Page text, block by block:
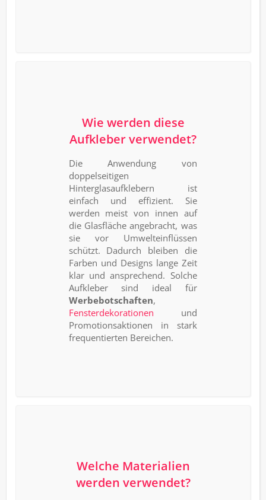
Wie werden diese
Aufkleber verwendet?
Die Anwendung von
doppelseitigen
Hinterglasaufklebern ist
einfach und effizient. Sie
werden meist von innen auf
die Glasfläche angebracht, was
sie vor Umwelteinflüssen
schützt. Dadurch bleiben die
Farben und Designs lange Zeit
klar und ansprechend. Solche
Aufkleber sind ideal für
Werbebotschaften,
Fensterdekorationen und
Promotionsaktionen in stark
frequentierten Bereichen.
Welche Materialien
werden verwendet?